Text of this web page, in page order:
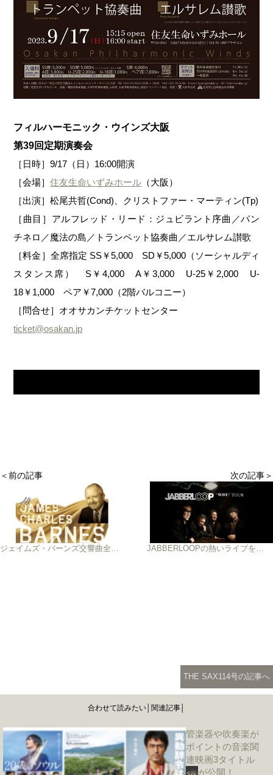
フィルハーモニック・ウインズ大阪
第39回定期演奏会
［日時］9/17（日）16:00開演
［会場］住友生命いずみホール （大阪）
［出演］松尾共哲(Cond)、クリストファー・マーティン(Tp)
［曲目］アルフレッド・リード：ジュビラント序曲／パン
チネロ／魔法の島／トランペット協奏曲／エルサレム讃歌
［料金］全席指定 SS￥5,000 SD￥5,000（ソーシャルディ
スタンス席） S￥4,000 A￥3,000 U-25￥2,000 U-
18￥1,000 ペア￥7,000（2階バルコニー）
［問合せ］オオサカンチケットセンター
ticket@osakan.jp
＜前の記事 次の記事＞
THE SAX114号の記事へ
合わせて読みたい│関連記事│
管楽器や吹奏楽が
ポイントの音楽関
連映画3タイトル
が公開！